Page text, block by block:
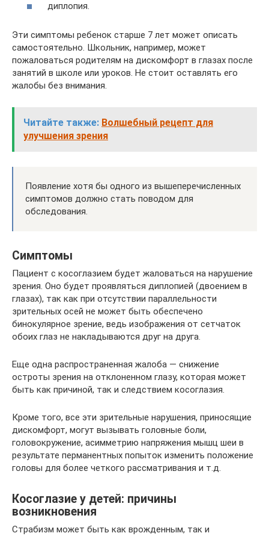
диплопия.
Эти симптомы ребенок старше 7 лет может описать
самостоятельно. Школьник, например, может
пожаловаться родителям на дискомфорт в глазах после
занятий в школе или уроков. Не стоит оставлять его
жалобы без внимания.
Читайте также: Волшебный рецепт для
улучшения зрения
Появление хотя бы одного из вышеперечисленных
симптомов должно стать поводом для
обследования.
Симптомы
Пациент с косоглазием будет жаловаться на нарушение
зрения. Оно будет проявляться диплопией (двоением в
глазах), так как при отсутствии параллельности
зрительных осей не может быть обеспечено
бинокулярное зрение, ведь изображения от сетчаток
обоих глаз не накладываются друг на друга.
Еще одна распространенная жалоба — снижение
остроты зрения на отклоненном глазу, которая может
быть как причиной, так и следствием косоглазия.
Кроме того, все эти зрительные нарушения, приносящие
дискомфорт, могут вызывать головные боли,
головокружение, асимметрию напряжения мышц шеи в
результате перманентных попыток изменить положение
головы для более четкого рассматривания и т.д.
Косоглазие у детей: причины
возникновения
Страбизм может быть как врожденным, так и